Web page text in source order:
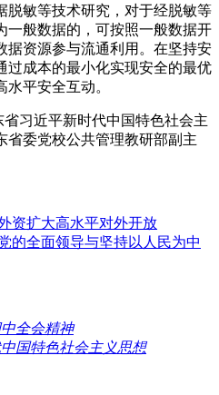
脱敏等技术研究，对于经脱敏等
一般数据的，可按照一般数据开
据资源参与流通利用。在坚持安
过成本的最小化实现安全的最优
平安全互动。
省习近平新时代中国特色社会主
省委党校公共管理教研部副主
资扩大高水平对外开放
的全面领导与坚持以人民为中
全会精神
国特色社会主义思想